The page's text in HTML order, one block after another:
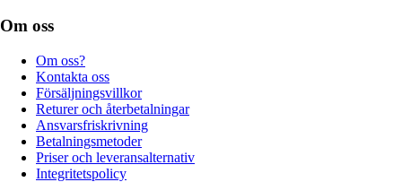
Om oss
Om oss?
Kontakta oss
Försäljningsvillkor
Returer och återbetalningar
Ansvarsfriskrivning
Betalningsmetoder
Priser och leveransalternativ
Integritetspolicy